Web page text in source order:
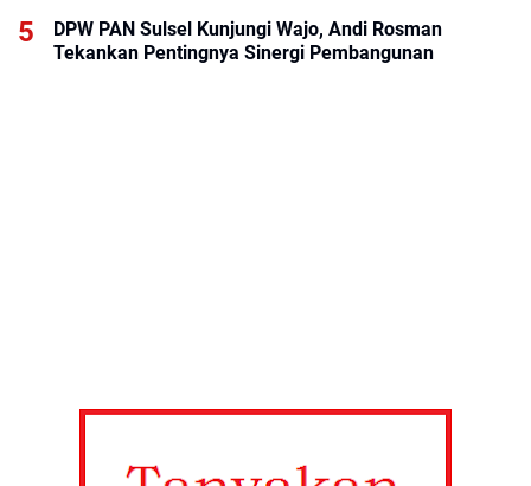
DPW PAN Sulsel Kunjungi Wajo, Andi Rosman
Tekankan Pentingnya Sinergi Pembangunan